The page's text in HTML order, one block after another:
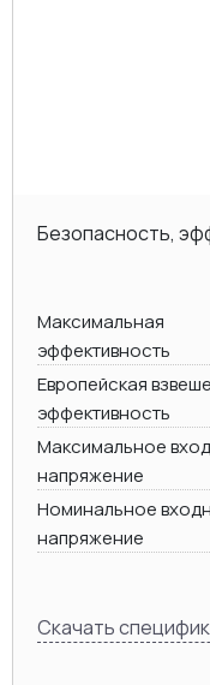
Безопасность,
Максимальная
эффективность
Европейская
эффективность
Максимальное
напряжение
Номинальное
напряжение
Скачать